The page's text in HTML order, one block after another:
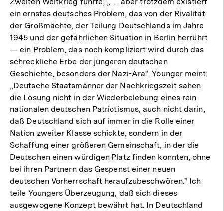
ein ernstes deutsches Problem, das von der Rivalität
der Großmächte, der Teilung Deutschlands im Jahre
1945 und der gefährlichen Situation in Berlin herrührt
— ein Problem, das noch kompliziert wird durch das
schreckliche Erbe der jüngeren deutschen
Geschichte, besonders der Nazi-Ara". Younger meint:
„Deutsche Staatsmänner der Nachkriegszeit sahen
die Lösung nicht in der Wiederbelebung eines rein
nationalen deutschen Patriotismus, auch nicht darin,
daß Deutschland sich auf immer in die Rolle einer
Nation zweiter Klasse schickte, sondern in der
Schaffung einer größeren Gemeinschaft, in der die
Deutschen einen würdigen Platz finden konnten, ohne
bei ihren Partnern das Gespenst einer neuen
deutschen Vorherrschaft heraufzubeschwören." Ich
teile Youngers Überzeugung, daß sich dieses
ausgewogene Konzept bewährt hat. In Deutschland